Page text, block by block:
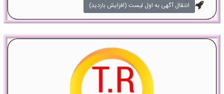
انتقال آگهی به اول لیست (افزایش بازدید)